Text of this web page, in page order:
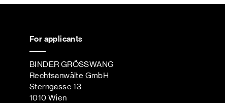
For applicants
BINDER GRÖSSWANG
Rechtsanwälte GmbH
Sterngasse 13
1010 Wien